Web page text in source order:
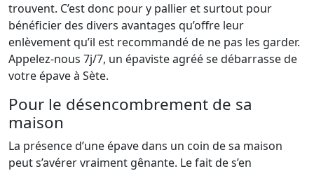
trouvent. C’est donc pour y pallier et surtout pour
bénéficier des divers avantages qu’offre leur
enlèvement qu’il est recommandé de ne pas les garder.
Appelez-nous 7j/7, un épaviste agréé se débarrasse de
votre épave à Sète.
Pour le désencombrement de sa
maison
La présence d’une épave dans un coin de sa maison
peut s’avérer vraiment gênante. Le fait de s’en